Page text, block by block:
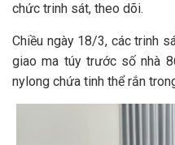
chức trinh sát, theo dõi.
Chiều ngày 18/3, các trinh
giao ma túy trước số nhà
nylong chứa tinh thể rắn